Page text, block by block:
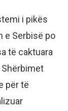
i pikës
e Serbisë po
të caktuara
Shërbimet
për të